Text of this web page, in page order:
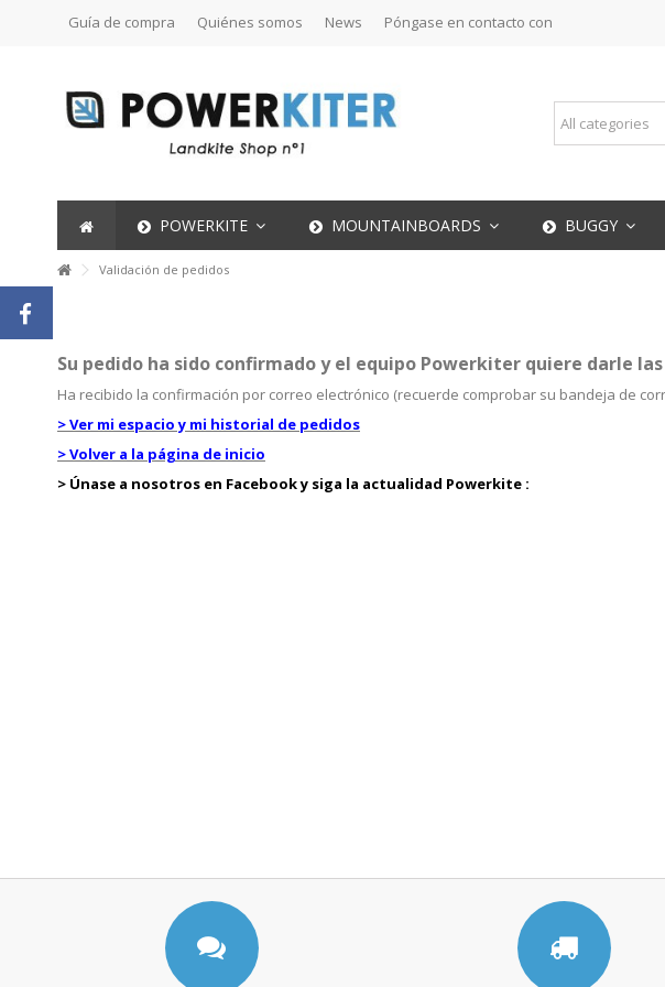
Guía de compra Quiénes somos News Póngase en contacto con
POWERKITE MOUNTAINBOARDS BUGGY
Validación de pedidos
Su pedido ha sido confirmado y el equipo Powerkiter quiere darle
Ha recibido la confirmación por correo electrónico (recuerde comprobar su bandeja de
> Ver mi espacio y mi historial de pedidos
> Volver a la página de inicio
> Únase a nosotros en Facebook y siga la actualidad Powerkite :